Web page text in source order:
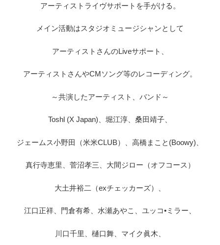
アーティストライヴサポートを手がける。
メイン活動はスタジオミュージシャンとして
アーティストさんのLiveサポート、
アーティストさんやCMソング等のレコーディング。
～共演したアーティスト、バンド～
Toshl (X Japan)、堀江淳、桑田靖子、
ジェームス小野田（米米CLUB）、高橋まこと(Boowy)、
真行寺恵里、菅沼孝三、大間ジロー（オフコース）
大土井裕二（exチェッカーズ）、
江口正祥、門倉有希、水瀬あやこ、ユッコ•ミラー、
川口千里、樋口舞、マイク眞木、